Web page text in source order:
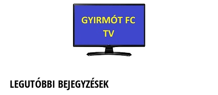
LEGUTÓBBI BEJEGYZÉSEK